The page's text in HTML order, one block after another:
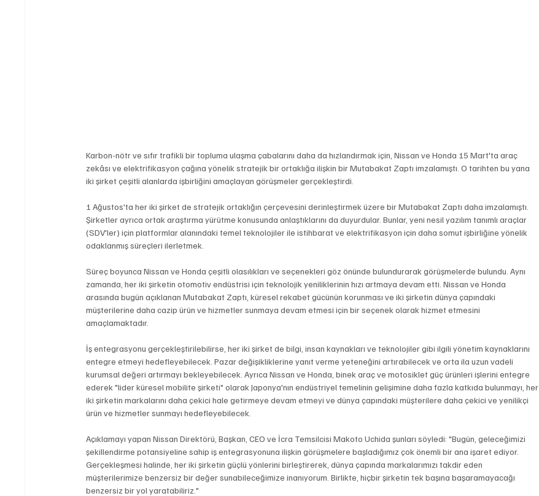
Karbon-nötr ve sıfır trafikli bir topluma ulaşma çabalarını daha da hızlandırmak için, Nissan ve Honda 15 Mart'ta araç
zekâsı ve elektrifikasyon çağına yönelik stratejik bir ortaklığa ilişkin bir Mutabakat Zaptı imzalamıştı. O tarihten bu yana
iki şirket çeşitli alanlarda işbirliğini amaçlayan görüşmeler gerçekleştirdi.
1 Ağustos'ta her iki şirket de stratejik ortaklığın çerçevesini derinleştirmek üzere bir Mutabakat Zaptı daha imzalamıştı.
Şirketler ayrıca ortak araştırma yürütme konusunda anlaştıklarını da duyurdular. Bunlar, yeni nesil yazılım tanımlı araçlar
(SDV'ler) için platformlar alanındaki temel teknolojiler ile istihbarat ve elektrifikasyon için daha somut işbirliğine yönelik
odaklanmış süreçleri ilerletmek.
Süreç boyunca Nissan ve Honda çeşitli olasılıkları ve seçenekleri göz önünde bulundurarak görüşmelerde bulundu. Aynı
zamanda, her iki şirketin otomotiv endüstrisi için teknolojik yeniliklerinin hızı artmaya devam etti. Nissan ve Honda
arasında bugün açıklanan Mutabakat Zaptı, küresel rekabet gücünün korunması ve iki şirketin dünya çapındaki
müşterilerine daha cazip ürün ve hizmetler sunmaya devam etmesi için bir seçenek olarak hizmet etmesini
amaçlamaktadır.
İş entegrasyonu gerçekleştirilebilirse, her iki şirket de bilgi, insan kaynakları ve teknolojiler gibi ilgili yönetim kaynaklarını
entegre etmeyi hedefleyebilecek. Pazar değişikliklerine yanıt verme yeteneğini artırabilecek ve orta ila uzun vadeli
kurumsal değeri artırmayı bekleyebilecek. Ayrıca Nissan ve Honda, binek araç ve motosiklet güç ürünleri işlerini entegre
ederek "lider küresel mobilite şirketi" olarak Japonya'nın endüstriyel temelinin gelişimine daha fazla katkıda bulunmayı, her
iki şirketin markalarını daha çekici hale getirmeye devam etmeyi ve dünya çapındaki müşterilere daha çekici ve yenilikçi
ürün ve hizmetler sunmayı hedefleyebilecek.
Açıklamayı yapan Nissan Direktörü, Başkan, CEO ve İcra Temsilcisi Makoto Uchida şunları söyledi: "Bugün, geleceğimizi
şekillendirme potansiyeline sahip iş entegrasyonuna ilişkin görüşmelere başladığımız çok önemli bir ana işaret ediyor.
Gerçekleşmesi halinde, her iki şirketin güçlü yönlerini birleştirerek, dünya çapında markalarımızı takdir eden
müşterilerimize benzersiz bir değer sunabileceğimize inanıyorum. Birlikte, hiçbir şirketin tek başına başaramayacağı
benzersiz bir yol yaratabiliriz."